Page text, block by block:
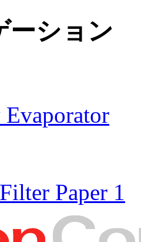
ーション
Paper 1